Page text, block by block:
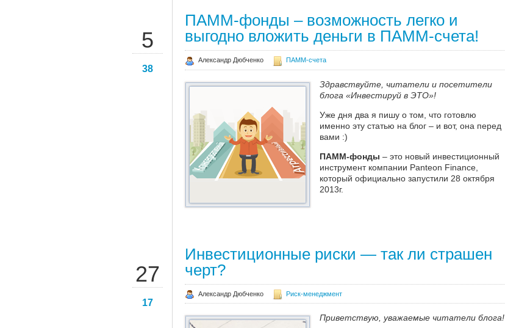
5
38
ПАММ-фонды – возможность легко и
выгодно вложить деньги в ПАММ-счета!
Александр Дюбченко ПАММ-счета
Здравствуйте, читатели и посетители
блога «Инвестируй в ЭТО»!
Уже дня два я пишу о том, что готовлю
именно эту статью на блог – и вот, она перед
вами :)
ПАММ-фонды – это новый инвестиционный
инструмент компании Panteon Finance,
который официально запустили 28 октября
2013г.
27
17
Инвестиционные риски — так ли страшен
черт?
Александр Дюбченко Риск-менеджмент
Приветствую, уважаемые читатели блога!